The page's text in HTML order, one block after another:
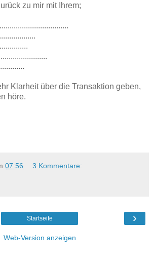
zu mir mit Ihrem;
Klarheit über die Transaktion geben,
höre.
07:56 3 Kommentare:
›
Startseite
Web-Version anzeigen